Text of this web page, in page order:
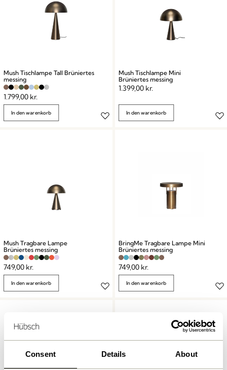
Consent Details About
Mush Tischlampe Tall Brüniertes
messing
1.799,00 kr.
In den warenkorb
Mush Tischlampe Mini
Brüniertes messing
1.399,00 kr.
In den warenkorb
Mush Tragbare Lampe
Brüniertes messing
749,00 kr.
In den warenkorb
BringMe Tragbare Lampe Mini
Brüniertes messing
749,00 kr.
In den warenkorb